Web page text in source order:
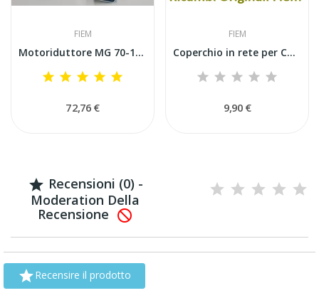
FIEM
Motoriduttore MG 70-100-140-200-320 Volta Uova...
72,76 €
FIEM
Coperchio in rete per Cassetto di Schiusa in...
9,90 €
 Recensioni (0) -
Moderation Della
Recensione 
Recensire il prodotto